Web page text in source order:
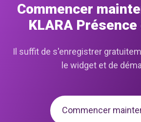
Commencer
KLARA
Il suffit de s'enregistrer
le widget et de
Commencer